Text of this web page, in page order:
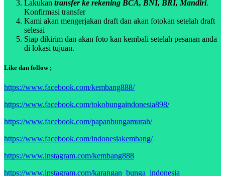
Lakukan transfer ke rekening BCA, BNI, BRI, Mandiri.
Konfirmasi transfer
Kami akan mengerjakan draft dan akan fotokan setelah draft
selesai
Siap dikirim dan akan foto kan kembali setelah pesanan anda
di lokasi tujuan.
Like dan follow ;
https://www.facebook.com/kembang888/
https://www.facebook.com/tokobungaindonesia898/
https://www.facebook.com/papanbungamurah/
https://www.facebook.com/indonesiakembang/
https://www.instagram.com/kembang888
https://www.instagram.com/karangan_bunga_indonesia